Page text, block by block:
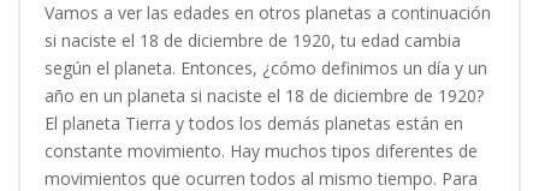
Vamos a ver las edades en otros planetas a continuación
si naciste el 18 de diciembre de 1920, tu edad cambia
según el planeta. Entonces, ¿cómo definimos un día y un
año en un planeta si naciste el 18 de diciembre de 1920?
El planeta Tierra y todos los demás planetas están en
constante movimiento. Hay muchos tipos diferentes de
movimientos que ocurren todos al mismo tiempo. Para